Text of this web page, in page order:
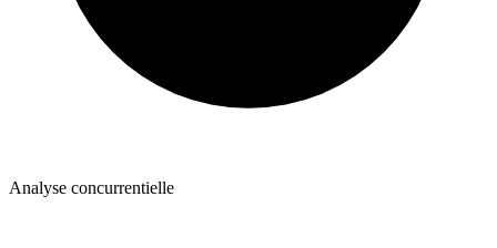
Analyse concurrentielle